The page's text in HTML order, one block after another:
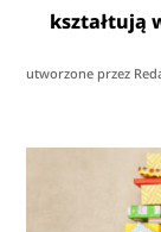
kształtują
utworzone przez